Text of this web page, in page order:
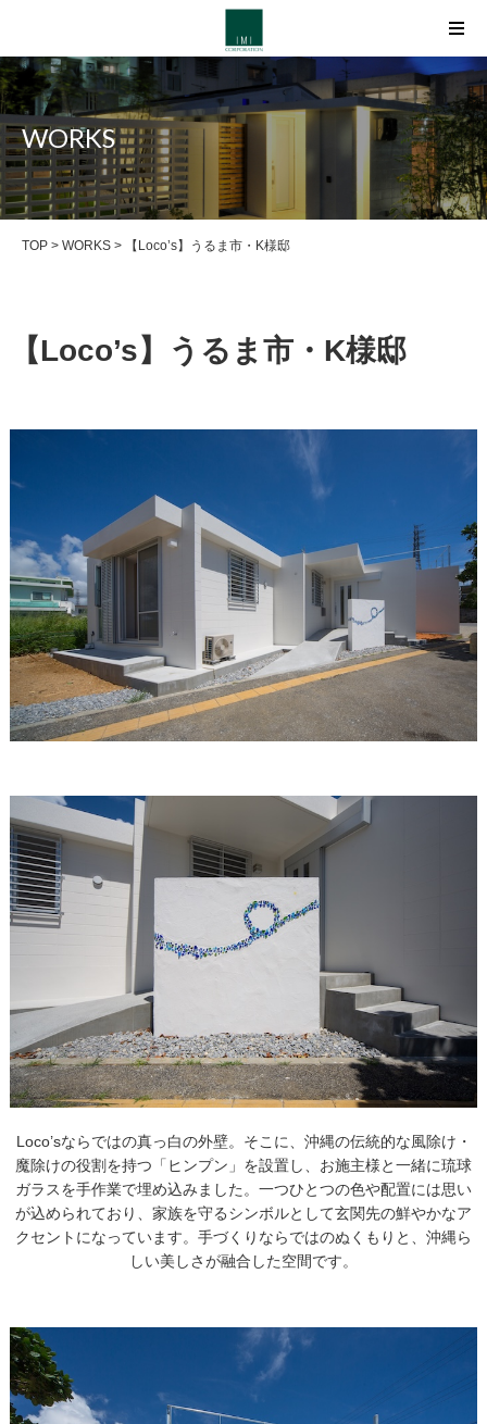
【Loco’s】うるま市・K様邸 |
WORKS
TOP > WORKS > ​​【Loco’s】うるま市・K様邸
​​【Loco’s】うるま市・K様邸
Loco’sならではの真っ白の外壁。そこに、沖縄の伝統的な風除け・
魔除けの役割を持つ「ヒンプン」を設置し、お施主様と一緒に琉球
ガラスを手作業で埋め込みました。一つひとつの色や配置には思い
が込められており、家族を守るシンボルとして玄関先の鮮やかなア
クセントになっています。手づくりならではのぬくもりと、沖縄ら
しい美しさが融合した空間です。